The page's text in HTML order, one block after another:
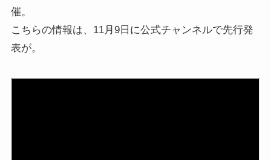
催。
こちらの情報は、11月9日に公式チャンネルで先行発
表が。